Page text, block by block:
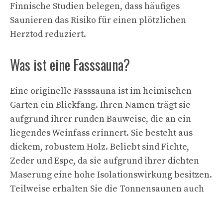
Finnische Studien belegen, dass häufiges
Saunieren das Risiko für einen plötzlichen
Herztod reduziert.
Was ist eine Fasssauna?
Eine originelle Fasssauna ist im heimischen
Garten ein Blickfang. Ihren Namen trägt sie
aufgrund ihrer runden Bauweise, die an ein
liegendes Weinfass erinnert. Sie besteht aus
dickem, robustem Holz. Beliebt sind Fichte,
Zeder und Espe, da sie aufgrund ihrer dichten
Maserung eine hohe Isolationswirkung besitzen.
Teilweise erhalten Sie die Tonnensaunen auch